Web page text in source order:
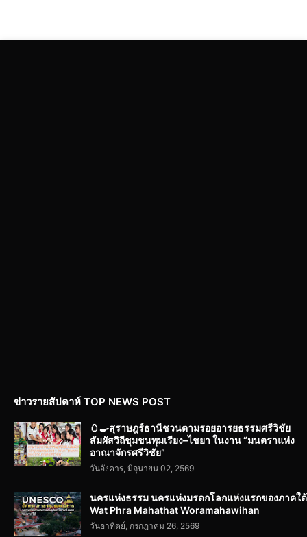
ข่าวรายสัปดาห์ TOP NEWS POST
🥚🍳สุราษฎร์ธานีชวนตามรอยอารยธรรมศรีวิชัย
สัมผัสวิถีชุมชนพุมเรียง–ไชยา ในงาน “มนตราแห่ง
อาณาจักรศรีวิชัย”
วันอังคาร, มิถุนายน 02, 2569
นครแห่งธรรม นครแห่งมรดกโลกแห่งแรกของภาคใต้
Wat Phra Mahathat Woramahawihan
วันอาทิตย์, กรกฎาคม 26, 2569